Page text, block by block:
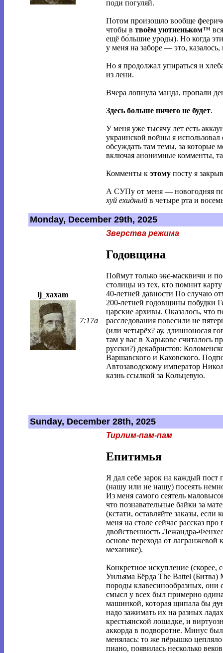
поди погуляй.
Потом произошло вообще
чтобы в твоём уютненьком™
ещё бо́льшие уроды). Но когда
у меня на заборе — это,
Но я продолжал упираться и
из лени.
Вчера лопнула манда, пропали
Здесь больше ничего не будет.
У меня уже тысячу лет есть
украинской войны я
обсуждать там темы, за которые
включая анонимные комменты,
Комменты к этому посту я
А СУПу от меня — новогодняя
хуй ехидный в четыре рта и
Monday, December 29th, 2025
lj_xaxam
7:17a
Зверства режима
Годовщина
Поймут только экс-масквичи и
столицы из тех, кто помнит
40-летней давности По случаю
200-летней годовщины побудки
царские архивы. Оказалось, что
расследования повесили не
(или четырёх? ау, длинноносая
там у вас в Харькове считалось
русски?) декабристов:
Варшавского и Каховского.
Автозаводскому император
казнь ссылкой за Кольцевую.
Sunday, December 28th, 2025
Тирлим-пам-пам
Епитимья
Я дал себе зарок на каждый пост
(нашу или не нашу) посеять
Из меня самого сеятель
что познавательные байки за
(кстати, оставляйте заказы, если
меня на столе сейчас рассказ
двойственность Лежандра-
основе перехода от лагранжевой
механике).
Конкретное искупление
Уильяма Бёрда The Battel
породы клавесинообразных, они
смысл у всех был примерно
машинкой, которая щипала бы
надо зажимать их на разных
крестьянской лошадке, и
аккорда в подворотне. Минус
менялась: то же пёрышко
пиано, появилась несколько